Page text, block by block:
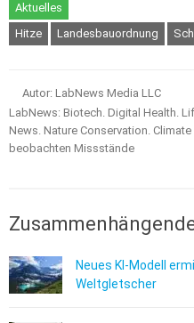
Aktuelles
Hitze
Landesbauordnung
Autor: LabNews Media LLC
LabNews: Biotech. Digital Health.
News. Nature Conservation.
beobachten Missstände
Neues KI-Modell
Weltgletscher